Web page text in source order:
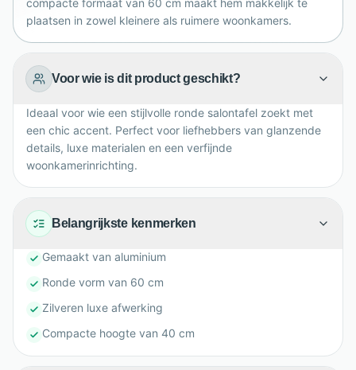
compacte formaat van 60 cm maakt hem makkelijk te
plaatsen in zowel kleinere als ruimere woonkamers.
Voor wie is dit product geschikt?
Ideaal voor wie een stijlvolle ronde salontafel zoekt met
een chic accent. Perfect voor liefhebbers van glanzende
details, luxe materialen en een verfijnde
woonkamerinrichting.
Belangrijkste kenmerken
Gemaakt van aluminium
Ronde vorm van 60 cm
Zilveren luxe afwerking
Compacte hoogte van 40 cm